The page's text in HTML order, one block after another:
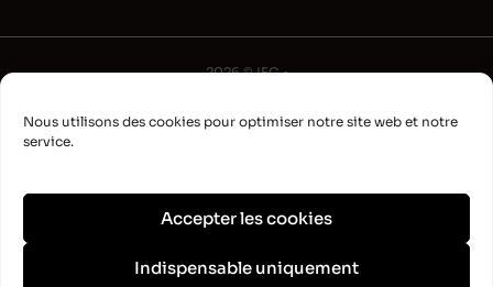
Nous utilisons des cookies pour optimiser notre site web et notre
service.
Accepter les cookies
Indispensable uniquement
2026 © IFG •
•
•